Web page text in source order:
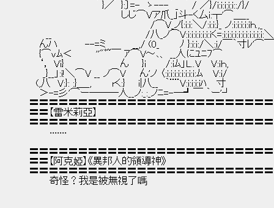
}／　}:〕=-　ゝ---　_　　/ ／}/i:i:i:i:i::/}/
しじ⌒Vア爪_」斗-く厶i:┬'⌒＿__
/⌒V_ノ{:i:i:＼/:i:i:}_ ノ:i:i:i:i:iｈ.,_
__　　　　　　　　　　　　 　 /八_ノ⌒V:i:i:i:i:i:i:iく=:i:i:i:i:i:i:i:i:i:i:i:＼
んハ　　　　--=ミ　　 　 __,/ (0_　　　ﾉ }:i:i:/＼:i/￣｀寸ﾚ'⌒￣
{⌒vﾑ＜　　　 ''"ﾟ~￣ ｱ⌒V～､、 __人にﾕﾆﾌ⌒
‘， Vi}　　 　 　 　 　 ん 　 }i　 　 /:iﾑ」L..V　 V:iｈ,
_}__」:i!＼⌒V __ ノ⌒V　　ん'ノ 〈:i:i:i:i:i:i:i:i:ﾑ　 V:i/
(,八　V:}: :}＿_,　　　rく:} 　 i|八__　｀¨¨V:i:i:i:iﾊ　 寸
＞-=彡'⌒ー―――人__ノ:_:_ノﾆ=-―┛￣ ｀ー'┘
〓〓〓〓〓〓〓〓〓〓〓〓〓〓〓〓〓〓〓〓〓〓〓〓
〓〓【雷米莉亞】
〓〓〓〓〓〓〓〓〓〓〓〓〓〓〓〓〓〓〓〓〓〓〓〓
‧‧‧‧‧‧‧
〓〓〓〓〓〓〓〓〓〓〓〓〓〓〓〓〓〓〓〓〓〓〓〓
〓〓【阿克婭】《異邦人的領導神》
〓〓〓〓〓〓〓〓〓〓〓〓〓〓〓〓〓〓〓〓〓〓〓〓
奇怪？我是被無視了嗎